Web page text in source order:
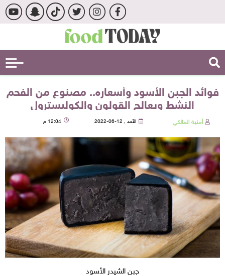
فوائد الجبن الأسود وأسعاره.. مصنوع من الفحم
النشط ويعالج القولون والكوليسترول
أمنية المالكي الأحد , 12-06-2022 12:04 م
جبن الشيدر الأسود